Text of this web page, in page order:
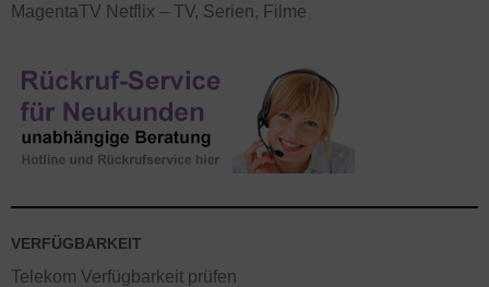
MagentaTV Netflix – TV, Serien, Filme
VERFÜGBARKEIT
Telekom Verfügbarkeit prüfen